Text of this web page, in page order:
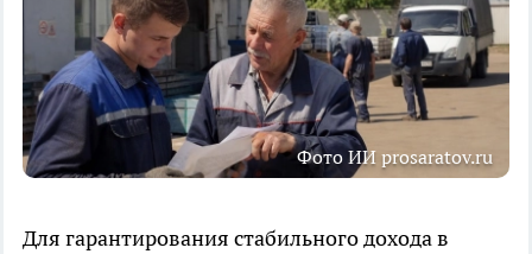
Фото ИИ prosaratov.ru
Для гарантирования стабильного дохода в